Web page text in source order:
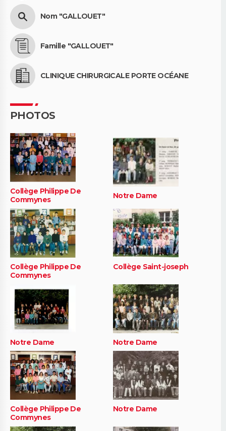
Nom "GALLOUET"
Famille "GALLOUET"
CLINIQUE CHIRURGICALE PORTE OCÉANE
PHOTOS
Collège Philippe De
Commynes
Notre Dame
Collège Philippe De
Commynes
Collège Saint-joseph
Notre Dame Notre Dame
Collège Philippe De
Commynes
Notre Dame